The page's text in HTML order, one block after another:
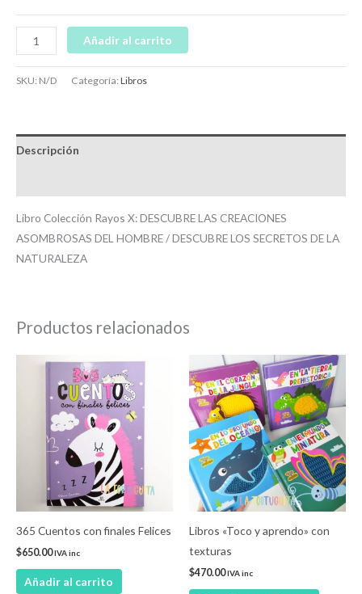
Añadir al carrito
SKU: N/D Categoría:Libros
Descripción
Libro Colección Rayos X: DESCUBRE LAS CREACIONES
ASOMBROSAS DEL HOMBRE / DESCUBRE LOS SECRETOS DE LA
NATURALEZA
Productos relacionados
365 Cuentos con finales Felices
$650.00IVA inc
Añadir al carrito
Libros «Toco y aprendo» con
texturas
$470.00IVA inc
Este
tiene
Las
se
la